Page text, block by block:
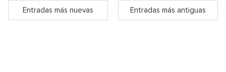
Entradas más nuevas Entradas más antiguas